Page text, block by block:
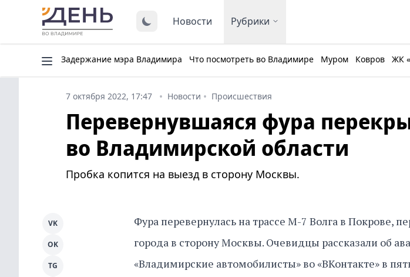
Новости Рубрики
Задержание мэра Владимира Что посмотреть во Владимире Муром Ковров ЖК
7 октября 2022, 17:47 Новости Происшествия
Перевернувшаяся фура
во Владимирской области
Пробка копится на выезд в сторону Москвы.
Фура перевернулась на трассе М-7 Волга в Покрове,
города в сторону Москвы. Очевидцы рассказали об
«Владимирские автомобилисты» во «ВКонтакте» в
VK
OK
TG